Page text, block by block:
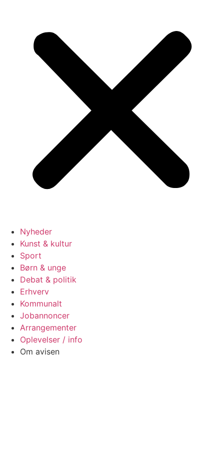
Nyheder
Kunst & kultur
Sport
Børn & unge
Debat & politik
Erhverv
Kommunalt
Jobannoncer
Arrangementer
Oplevelser / info
Om avisen